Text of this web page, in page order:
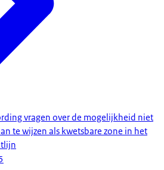
vragen over de mogelijkheid niet
te wijzen als kwetsbare zone in het